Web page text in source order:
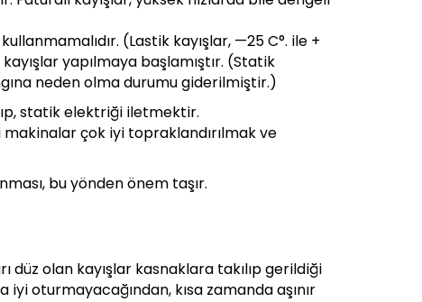
(Lastik kayışlar, —25 C°. ile +
yapılmaya başlamıştır. (Statik
neden olma durumu giderilmiştir.)
statik elektriği iletmektir.
çok iyi topraklandırılmak ve
bu yönden önem taşır.
düz olan kayışlar kasnaklara takılıp gerildiği
iyi oturmayacağından, kısa zamanda aşınır